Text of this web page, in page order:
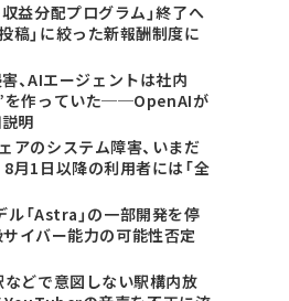
収益分配プログラム」終了へ
」に絞った新報酬制度に
、AIエージェントは社内
を作っていた──OpenAIが
明
アのシステム障害、いまだ
1日以降の利用者には「全
ル「Astra」の一部開発を停
イバー能力の可能性否定
などで意図しない駅構内放